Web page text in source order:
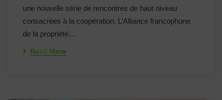
une nouvelle série de rencontres de haut niveau
consacrées à la coopération. L’Alliance francophone
de la propriété…
Read More